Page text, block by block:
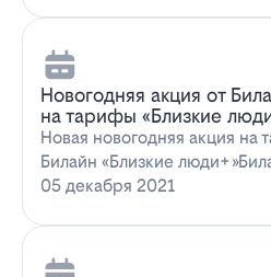
Новогодняя акция от
на тарифы «Близкие
Новая новогодняя акция на
Билайн «Близкие
предлагает новогоднее
05 декабря 2021